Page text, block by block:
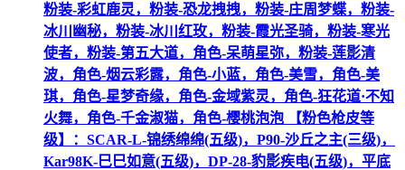
粉装-彩虹鹿灵，粉装-恐龙拽拽，粉装-庄周梦蝶，粉装-
冰川幽秘，粉装-冰川红玫，粉装-霞光圣骑，粉装-寒光
使者，粉装-第五大道，角色-呆萌星弥，粉装-莲影清
波，角色-烟云彩露，角色-小蓝，角色-美雪，角色-美
琪，角色-星梦奇缘，角色-金域紫灵，角色-狂花道·不知
火舞，角色-千金淑猫，角色-樱桃泡泡 【粉色枪皮等
级】：SCAR-L-锦绣绵绵(五级)，P90-沙丘之主(三级)，
Kar98K-巳巳如意(五级)，DP-28-豹影疾电(五级)，平底